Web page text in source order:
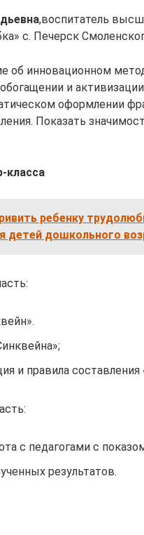
,воспитатель
с. Печерск
об инновационном
и
оформлении
Показать
класса
ребенку
детей дошкольного
и правила составления
с педагогами с
результатов.